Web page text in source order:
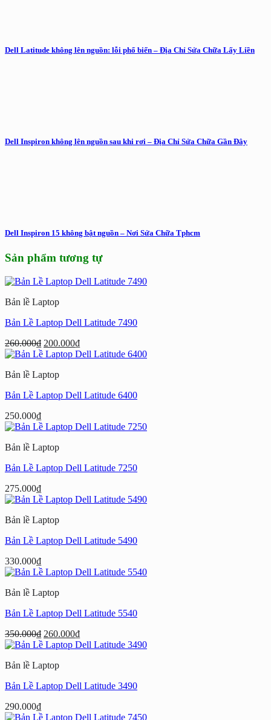
Dell Latitude không lên nguồn: lỗi phổ biến – Địa Chỉ Sửa Chữa Lấy Liền
Dell Inspiron không lên nguồn sau khi rơi – Địa Chỉ Sửa Chữa Gần Đây
Dell Inspiron 15 không bật nguồn – Nơi Sửa Chữa Tphcm
Sản phẩm tương tự
Bản lề Laptop
Bản Lề Laptop Dell Latitude 7490
260.000₫ Giá
gốc
260.000₫.
200.000₫Giá
hiện
Bản lề Laptop
Bản Lề Laptop Dell Latitude 6400
250.000₫
Bản lề Laptop
Bản Lề Laptop Dell Latitude 7250
275.000₫
Bản lề Laptop
Bản Lề Laptop Dell Latitude 5490
330.000₫
Bản lề Laptop
Bản Lề Laptop Dell Latitude 5540
350.000₫ Giá
gốc
350.000₫.
260.000₫Giá
hiện
Bản lề Laptop
Bản Lề Laptop Dell Latitude 3490
290.000₫